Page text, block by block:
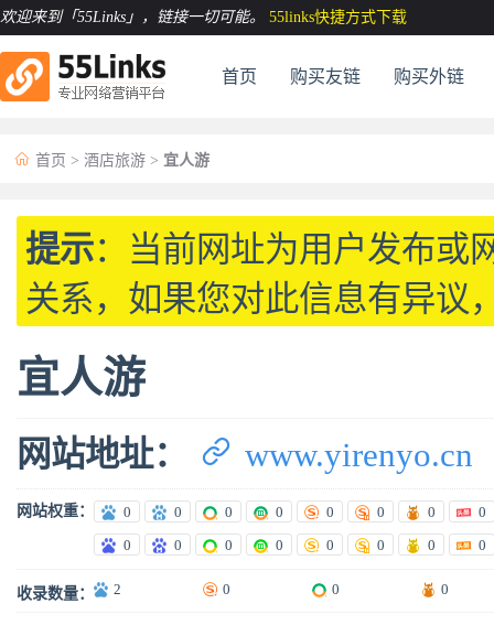
欢迎来到「55Links」 ，链接一切可能。 55links快捷方式下载
首页 购买友链 购买外链
 首页 > 酒店旅游 > 宜人游
提示：当前网址为用户发布或
关系，如果您对此信息有异议
宜人游
网站地址：  www.yirenyo.cn
网站权重： 0 0 0 0 0 0 0
0
0
0 0 0 0 0 0 0
收录数量： 2 0 0 0